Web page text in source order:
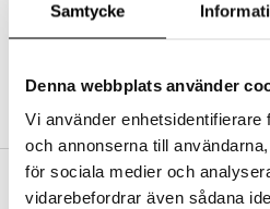
Samtycke
Denna webbplats använder
Vi använder enhetsidentifierare
och annonserna till
för sociala medier och
vidarebefordrar även sådana
& vastauksia
ILMAINEN